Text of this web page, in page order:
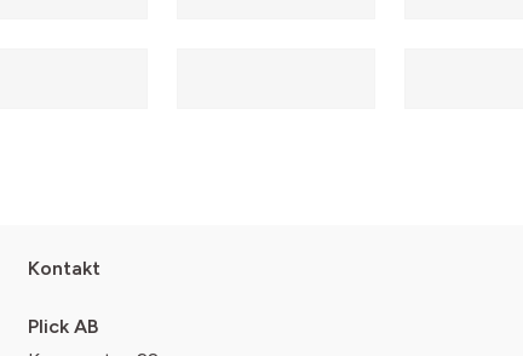
Kontakt
Plick AB